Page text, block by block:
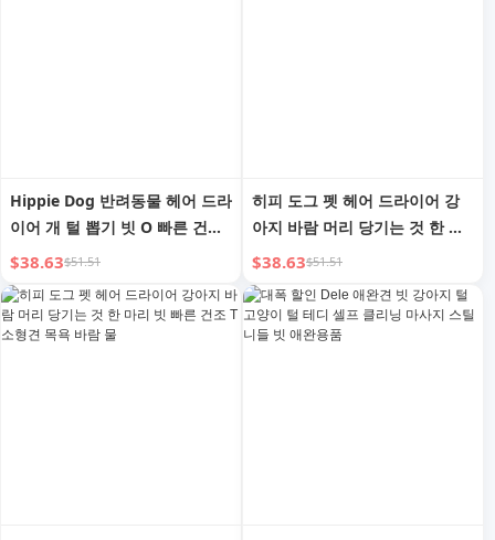
Hippie Dog 반려동물 헤어 드라
이어 개 털 뽑기 빗 O 빠른 건조
소형견 목욕 물 송풍
$38.63$51.51
히피 도그 펫 헤어 드라이어 강
아지 바람 머리 당기는 것 한 마
리 고양이 G 미 빗 빠른 건조 소
형견 목욕 바람 물
$38.63$51.51